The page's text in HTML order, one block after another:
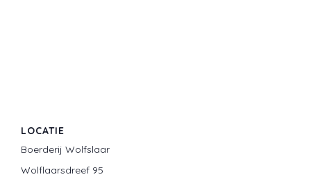
LOCATIE
Boerderij Wolfslaar
Wolflaarsdreef 95